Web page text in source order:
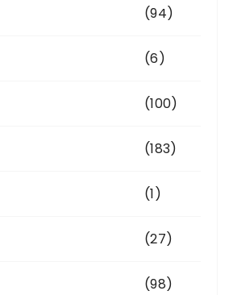
(94)
(6)
(100)
(183)
(1)
(27)
(98)